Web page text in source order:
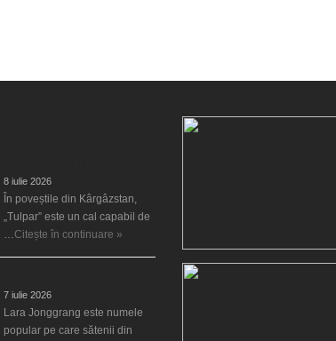
8 iulie 2026
În poveștile din Kârgâzstan,
„Tulpar” este un cal capabil de
…Citește în continuare »
7 iulie 2026
Lara Jonggrang este numele
popular pe care sătenii din